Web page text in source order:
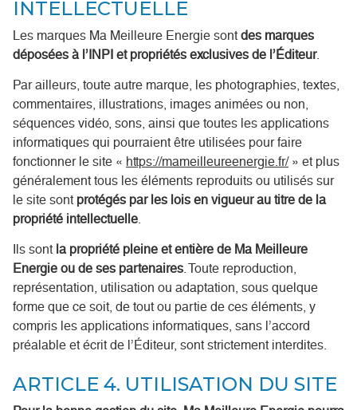
INTELLECTUELLE
Les marques Ma Meilleure Energie sont des marques
déposées à l’INPI et propriétés exclusives de l’Éditeur.
Par ailleurs, toute autre marque, les photographies, textes,
commentaires, illustrations, images animées ou non,
séquences vidéo, sons, ainsi que toutes les applications
informatiques qui pourraient être utilisées pour faire
fonctionner le site « https://mameilleureenergie.fr/» et plus
généralement tous les éléments reproduits ou utilisés sur
le site sont protégés par les lois en vigueur au titre de la
propriété intellectuelle.
Ils sont la propriété pleine et entière de Ma Meilleure
Energie ou de ses partenaires. Toute reproduction,
représentation, utilisation ou adaptation, sous quelque
forme que ce soit, de tout ou partie de ces éléments, y
compris les applications informatiques, sans l’accord
préalable et écrit de l’Éditeur, sont strictement interdites.
ARTICLE 4. UTILISATION DU SITE